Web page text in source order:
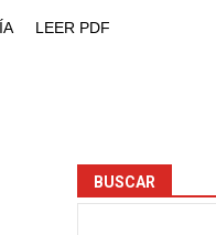
LEER PDF
BUSCAR